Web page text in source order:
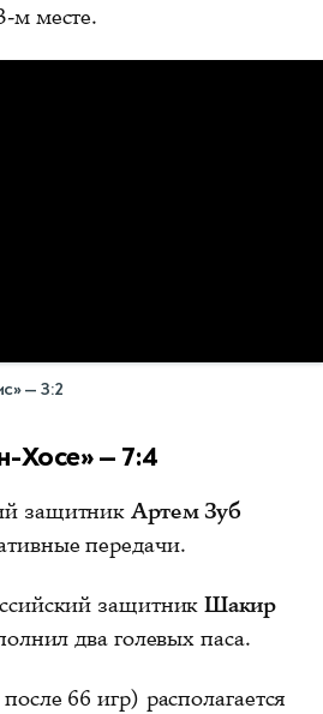
м месте.
— 3:2
Хосе» — 7:4
защитникАртем Зуб
передачи.
защитникШакир
два голевых паса.
66 игр) располагается